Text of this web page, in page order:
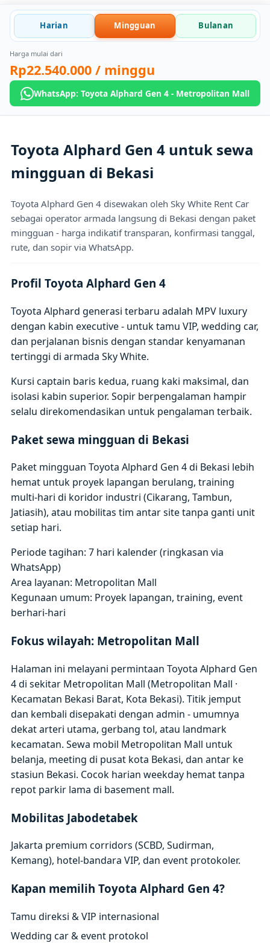
Harian Mingguan Bulanan
Harga mulai dari
Rp22.540.000 / minggu
WhatsApp: Toyota Alphard Gen 4 - Metropolitan Mall
Toyota Alphard Gen 4 untuk sewa
mingguan di Bekasi
Toyota Alphard Gen 4 disewakan oleh Sky White Rent Car
sebagai operator armada langsung di Bekasi dengan paket
mingguan - harga indikatif transparan, konfirmasi tanggal,
rute, dan sopir via WhatsApp.
Profil Toyota Alphard Gen 4
Toyota Alphard generasi terbaru adalah MPV luxury
dengan kabin executive - untuk tamu VIP, wedding car,
dan perjalanan bisnis dengan standar kenyamanan
tertinggi di armada Sky White.
Kursi captain baris kedua, ruang kaki maksimal, dan
isolasi kabin superior. Sopir berpengalaman hampir
selalu direkomendasikan untuk pengalaman terbaik.
Paket sewa mingguan di Bekasi
Paket mingguan Toyota Alphard Gen 4 di Bekasi lebih
hemat untuk proyek lapangan berulang, training
multi-hari di koridor industri (Cikarang, Tambun,
Jatiasih), atau mobilitas tim antar site tanpa ganti unit
setiap hari.
Periode tagihan: 7 hari kalender (ringkasan via
WhatsApp)
Area layanan: Metropolitan Mall
Kegunaan umum: Proyek lapangan, training, event
berhari-hari
Fokus wilayah: Metropolitan Mall
Halaman ini melayani permintaan Toyota Alphard Gen
4 di sekitar Metropolitan Mall (Metropolitan Mall ·
Kecamatan Bekasi Barat, Kota Bekasi). Titik jemput
dan kembali disepakati dengan admin - umumnya
dekat arteri utama, gerbang tol, atau landmark
kecamatan. Sewa mobil Metropolitan Mall untuk
belanja, meeting di pusat kota Bekasi, dan antar ke
stasiun Bekasi. Cocok harian weekday hemat tanpa
repot parkir lama di basement mall.
Mobilitas Jabodetabek
Jakarta premium corridors (SCBD, Sudirman,
Kemang), hotel-bandara VIP, dan event protokoler.
Kapan memilih Toyota Alphard Gen 4?
Tamu direksi & VIP internasional
Wedding car & event protokol